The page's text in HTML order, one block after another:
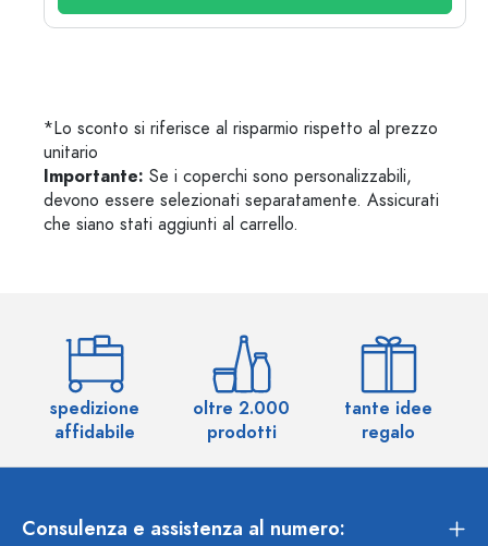
*Lo sconto si riferisce al risparmio rispetto al prezzo
unitario
Importante: Se i coperchi sono personalizzabili,
devono essere selezionati separatamente. Assicurati
che siano stati aggiunti al carrello.
spedizione
affidabile
oltre 2.000
prodotti
tante idee
regalo
Consulenza e assistenza al numero: